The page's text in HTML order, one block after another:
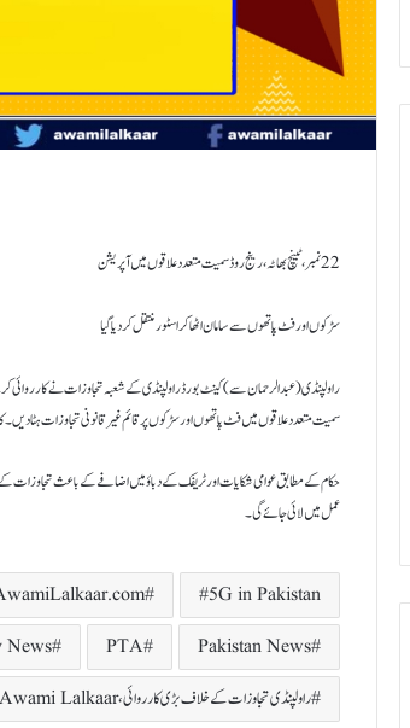
22 نمبر،ٹینچ بھاٹہ،رینج روڈ سمیت متعدد علاقوں میں آپریشن
سڑکوں اور فٹ پاتھوں سے سامان اٹھا کر اسٹور منتقل کر دیا گیا
سمیت متعدد علاقوں میں فٹ پاتھوں اور سڑکوں پر قائم غیر قانونی تجاوزات ہٹا
حکام کے مطابق عوامی شکایات اور ٹریفک کے دباؤ میں اضافے کے باعث تجاوزات کے
عمل میں لائی جائے گی۔
5G in Pakistan
Pakistan News
PTA
News
راولپنڈی تجاوزات کے خلاف بڑی کارروائی،Awami Lalkaar